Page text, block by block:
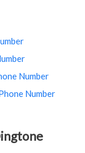
Number
Number